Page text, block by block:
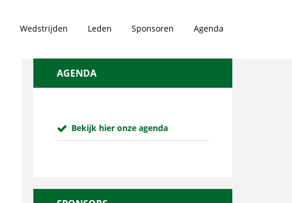
Wedstrijden Leden Sponsoren Agenda
AGENDA
Bekijk hier onze agenda